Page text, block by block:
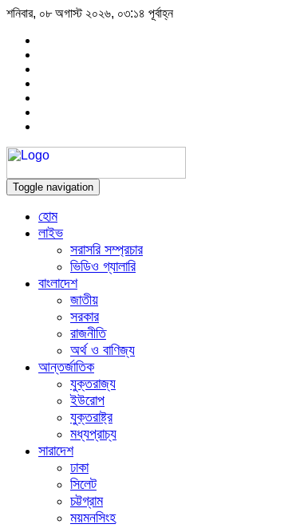
শনিবার, ০৮ অগাস্ট ২০২৬, ০৩:১৪ পূর্বাহ্ন
Toggle navigation
হোম
লাইভ
সরাসরি সম্প্রচার
ভিডিও গ্যালারি
বাংলাদেশ
জাতীয়
সরকার
রাজনীতি
অর্থ ও বাণিজ্য
আন্তর্জাতিক
যুক্তরাজ্য
ইউরোপ
যুক্তরাষ্ট্র
মধ্যপ্রাচ্য
সারাদেশ
ঢাকা
সিলেট
চট্টগ্রাম
ময়মনসিংহ